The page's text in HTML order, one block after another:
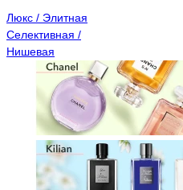
Люкс / Элитная
Селективная /
Нишевая